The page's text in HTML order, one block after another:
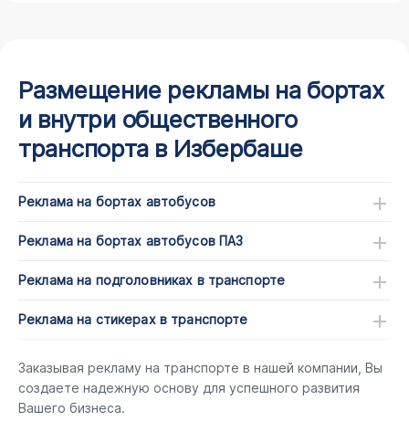
Размещение рекламы на бортах
и внутри общественного
транспорта в Избербаше
Реклама на бортах автобусов
Реклама на бортах автобусов ПАЗ
Реклама на подголовниках в транспорте
Реклама на стикерах в транспорте
Заказывая рекламу на транспорте в нашей компании, Вы
создаете надежную основу для успешного развития
Вашего бизнеса.